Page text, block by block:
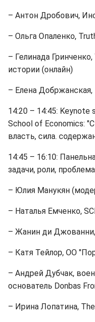
– Антон Дробович,
– Ольга Опаленко,
– Гелинада
истории (онлайн)
– Елена
14:20 – 14:45: Keynote
School of Economics:
власть, сила.
14:45 – 16:10:
задачи, роли,
– Юлия Манукян
– Наталья Емченко,
– Жанин ди Джованни,
– Катя Тейлор, ОО
– Андрей Дубчак,
основатель Donbas
– Ирина Лопатина,